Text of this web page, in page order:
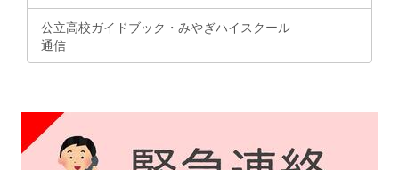
公立高校ガイドブック・みやぎハイスクール
通信